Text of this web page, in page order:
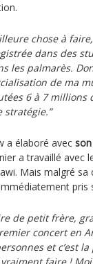
chose à
dans des
les palmarès.
de ma
6 à 7 millions
stratégie.”
a élaboré avec
a travaillé avec
Mais malgré sa
de petit frère,
concert en
et c’est